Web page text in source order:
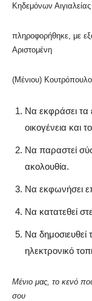
Κηδεμόνων Αιγιαλείας
πληροφορήθηκε, με
Αριστομένη
(Μένιου)
Να εκφράσει τα
οικογένεια και
Να παραστεί
ακολουθία.
Να εκφωνήσει
Να κατατεθεί
Να
ηλεκτρονικό
Μένιο μας, το κενό
σου